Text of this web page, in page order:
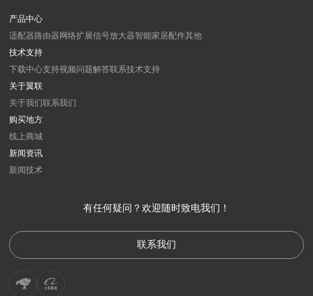
产品中心
适配器路由器 网络扩展信号放大器智能家居配件其他
技术支持
下载中心支持视频问题解答联系技术支持
关于翼联
关于我们联系我们
购买地方
线上商城
新闻资讯
新闻技术
有任何疑问？欢迎随时致电我们！
联系我们